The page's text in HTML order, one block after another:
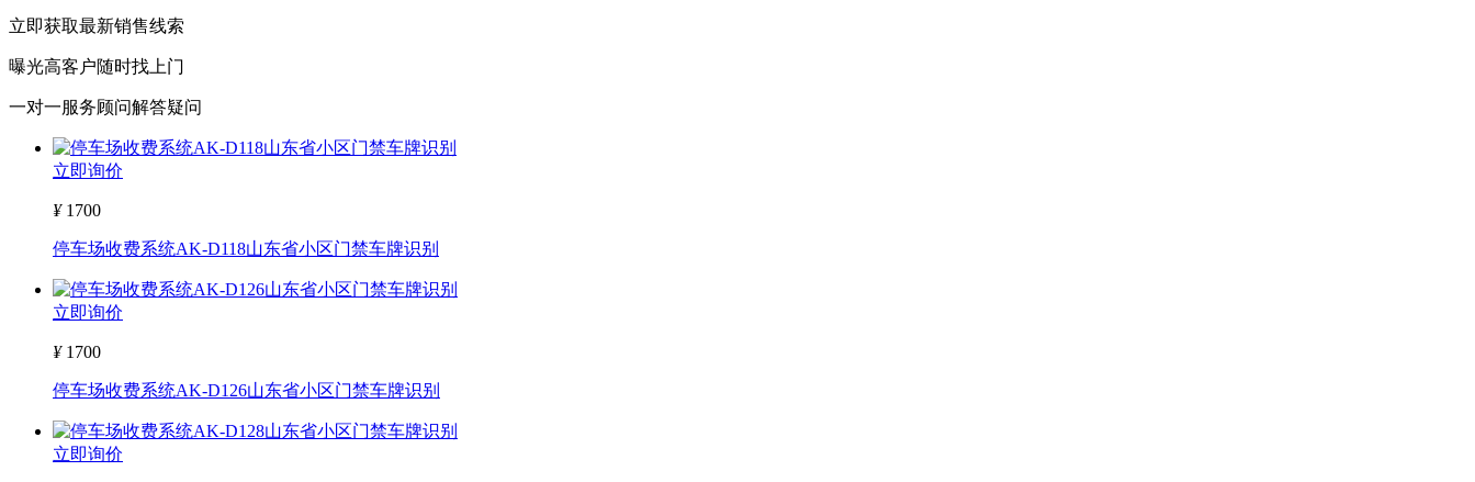
立即获取最新销售线索
曝光高客户随时找上门
一对一服务顾问解答疑问
立即询价
¥ 1700
停车场收费系统AK-D118山东省小区门禁车牌识别
立即询价
¥ 1700
停车场收费系统AK-D126山东省小区门禁车牌识别
立即询价